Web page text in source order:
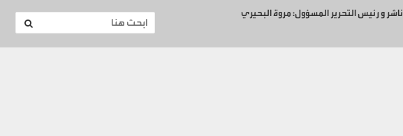
ناشر و رئيس التحرير المسؤول: مروة البحيري